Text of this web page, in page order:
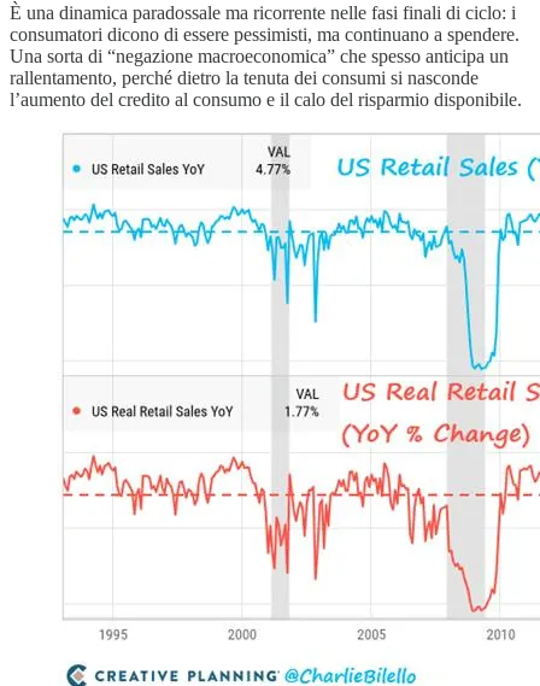
È una dinamica paradossale ma ricorrente nelle fasi finali di ciclo: i
consumatori dicono di essere pessimisti, ma continuano a spendere.
Una sorta di “negazione macroeconomica” che spesso anticipa un
rallentamento, perché dietro la tenuta dei consumi si nasconde
l’aumento del credito al consumo e il calo del risparmio disponibile.